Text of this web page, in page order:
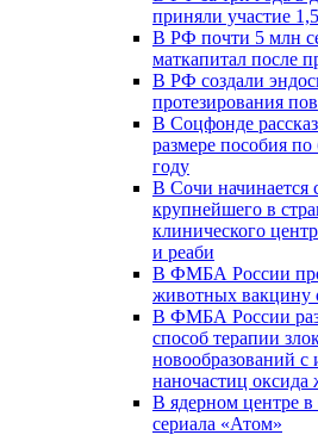
приняли участие
В РФ почти 5 млн
маткапитал после
В РФ создали
протезирования
В Соцфонде
размере пособия
году
В Сочи начинается
крупнейшего в
клинического
и реаби
В ФМБА России
животных вакцину
В ФМБА России
способ терапии
новообразований с
наночастиц оксида
В ядерном центре
сериала «Атом»